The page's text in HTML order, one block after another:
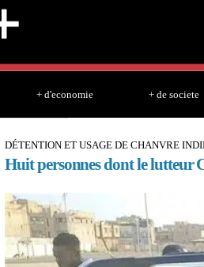
+ d'economie + de societe
DÉTENTION ET USAGE DE CHANVRE
Huit personnes dont le lutteur